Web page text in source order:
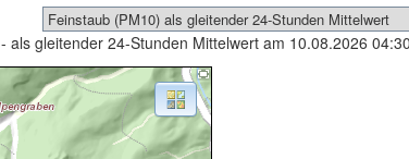
- als gleitender 24-Stunden Mittelwert am 10.08.2026 04:30